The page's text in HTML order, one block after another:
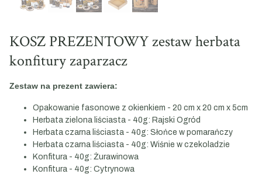
KOSZ PREZENTOWY zestaw herbata
konfitury zaparzacz
Zestaw na prezent zawiera:
Opakowanie fasonowe z okienkiem - 20 cm x 20 cm x 5cm
Herbata zielona liściasta - 40g: Rajski Ogród
Herbata czarna liściasta - 40g: Słońce w pomarańczy
Herbata czarna liściasta - 40g: Wiśnie w czekoladzie
Konfitura - 40g: Żurawinowa
Konfitura - 40g: Cytrynowa